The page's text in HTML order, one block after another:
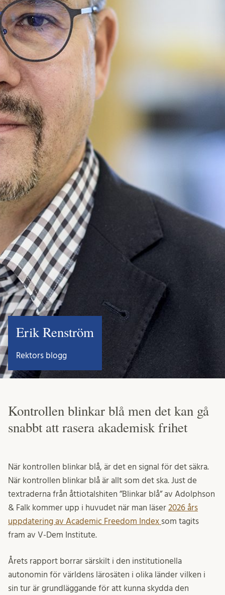
Erik Renström
Rektors blogg
Kontrollen blinkar blå men det kan gå
snabbt att rasera akademisk frihet
När kontrollen blinkar blå, är det en signal för det säkra.
När kontrollen blinkar blå är allt som det ska. Just de
textraderna från åttiotalshiten ”Blinkar blå” av Adolphson
& Falk kommer upp i huvudet när man läser 2026 års
uppdatering av Academic Freedom Index som tagits
fram av V-Dem Institute.
Årets rapport borrar särskilt i den institutionella
autonomin för världens lärosäten i olika länder vilken i
sin tur är grundläggande för att kunna skydda den